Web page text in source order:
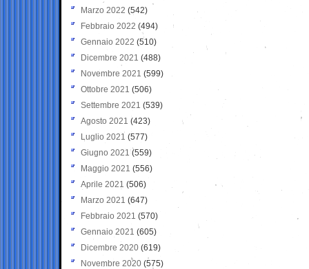
Marzo 2022 (542)
Febbraio 2022 (494)
Gennaio 2022 (510)
Dicembre 2021 (488)
Novembre 2021 (599)
Ottobre 2021 (506)
Settembre 2021 (539)
Agosto 2021 (423)
Luglio 2021 (577)
Giugno 2021(559)
Maggio 2021 (556)
Aprile 2021 (506)
Marzo 2021 (647)
Febbraio 2021 (570)
Gennaio 2021 (605)
Dicembre 2020 (619)
Novembre 2020 (575)